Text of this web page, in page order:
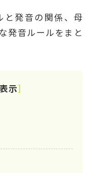
と発音の関係、母
発音ルールをまと
示]